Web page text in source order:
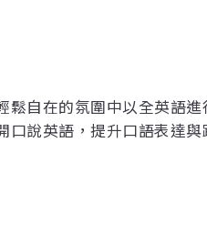
鬆自在的氛圍中以全英語進
口說英語，提升口語表達與